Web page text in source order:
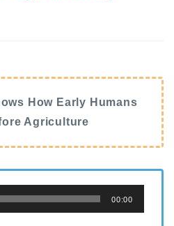
How Early Humans
Agriculture
00:00